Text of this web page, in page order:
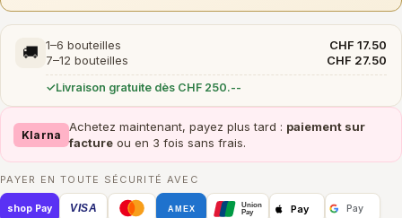
🚚 1–6 bouteilles
CHF 17.50
7–12 bouteilles
CHF 27.50
Livraison gratuite dès CHF 250.--
Klarna
Achetez maintenant, payez plus tard : paiement sur
facture ou en 3 fois sans frais.
PAYER EN TOUTE SÉCURITÉ AVEC
shop Pay VISA AMEX
Union
Pay
Pay Pay